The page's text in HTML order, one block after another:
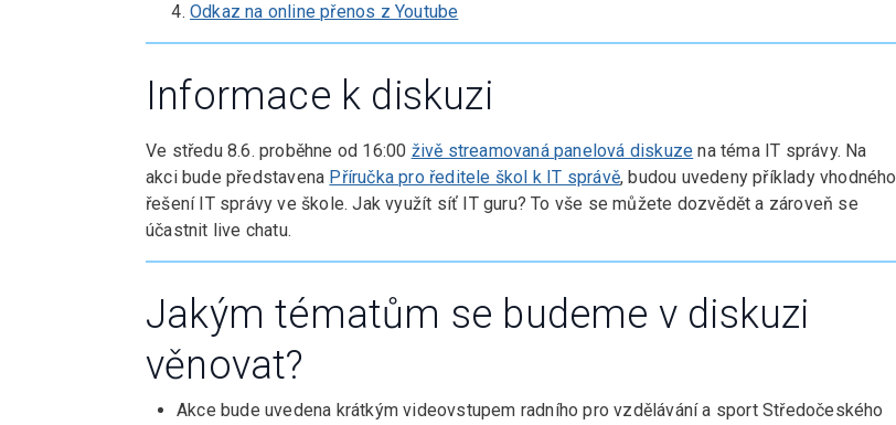
Odkaz na online přenos z Youtube
Informace k diskuzi
Ve středu 8.6. proběhne od 16:00 živě streamovaná panelová diskuze na téma IT správy. Na
akci bude představena Příručka pro ředitele škol k IT správě, budou uvedeny příklady vhodného
řešení IT správy ve škole. Jak využít síť IT guru? To vše se můžete dozvědět a zároveň se
účastnit live chatu.
Jakým tématům se budeme v diskuzi
věnovat?
Akce bude uvedena krátkým videovstupem radního pro vzdělávání a sport Středočeského